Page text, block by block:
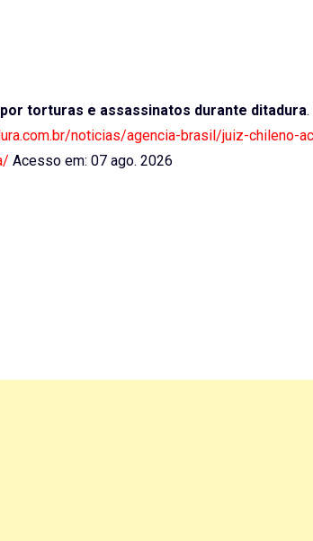
torturas e assassinatos durante ditadura
noticias/agencia-brasil/juiz-chileno-
Acesso em: 07 ago. 2026